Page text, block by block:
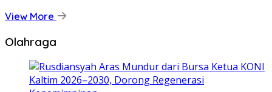
View More
Olahraga